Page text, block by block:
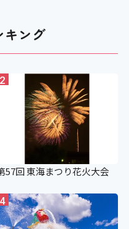
キング
2
57回 東海まつり花火大会
4